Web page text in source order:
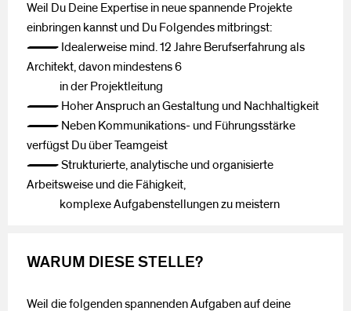
Weil Du Deine Expertise in neue spannende Projekte
einbringen kannst und Du Folgendes mitbringst:
— Idealerweise mind. 12 Jahre Berufserfahrung als
Architekt, davon mindestens 6
in der Projektleitung
— Hoher Anspruch an Gestaltung und Nachhaltigkeit
— Neben Kommunikations- und Führungsstärke
verfügst Du über Teamgeist
— Strukturierte, analytische und organisierte
Arbeitsweise und die Fähigkeit,
komplexe Aufgabenstellungen zu meistern
WARUM DIESE STELLE?
Weil die folgenden spannenden Aufgaben auf deine